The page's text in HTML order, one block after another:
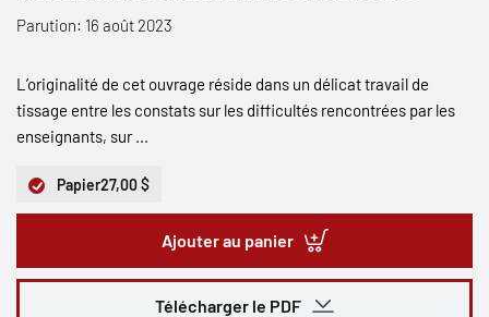
Parution: 16 août 2023
L’originalité de cet ouvrage réside dans un délicat travail de
tissage entre les constats sur les difficultés rencontrées par les
enseignants, sur ...
Papier27,00 $
Ajouter au panier
Télécharger le PDF